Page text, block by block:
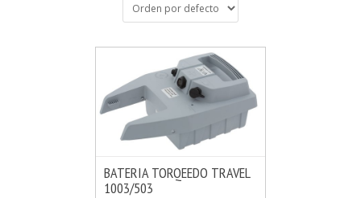
CONSULTAR
BATERIA TORQEEDO TRAVEL
1003/503